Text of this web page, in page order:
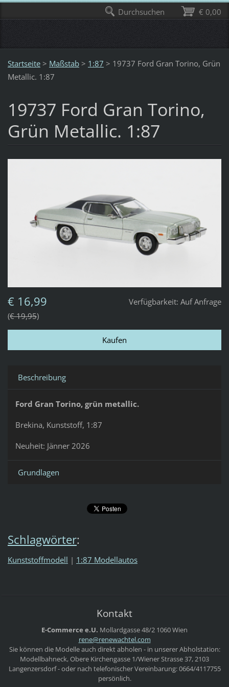
Startseite > Maßstab > 1:87 > 19737 Ford Gran Torino, Grün
Metallic. 1:87
19737 Ford Gran Torino,
Grün Metallic. 1:87
Verfügbarkeit: Auf Anfrage
€ 16,99
€ 19,95
Beschreibung
Ford Gran Torino, grün metallic.
Brekina, Kunststoff, 1:87
Neuheit: Jänner 2026
Grundlagen
Schlagwörter:
Kunststoffmodell | 1:87 Modellautos
Kontakt
E-Commerce e.U. Mollardgasse 48/2 1060 Wien
rene@renewachtel.com
Sie können die Modelle auch direkt abholen - in unserer Abholstation:
Modellbahneck, Obere Kirchengasse 1/Wiener Strasse 37, 2103
Langenzersdorf - oder nach telefonischer Vereinbarung: 0664/4117755
persönlich.
€ 0,00
Durchsuchen